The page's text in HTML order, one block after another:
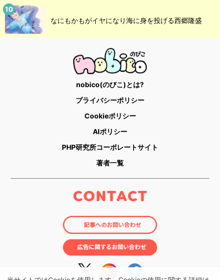
なにもかもがイヤになり海に身を投げる西郷隆盛
nobico(のびこ)とは?
プライバシーポリシー
Cookieポリシー
AIポリシー
PHP研究所コーポレートサイト
著者一覧